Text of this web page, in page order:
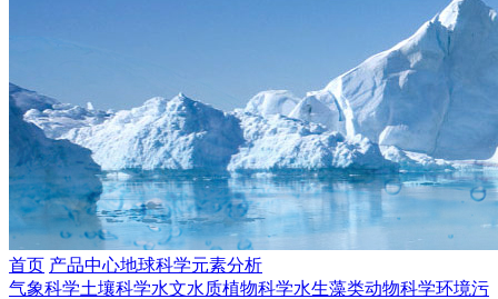
首页 产品中心地球科学元素分析
气象科学土壤科学水文水质植物科学水生藻类动物科学环境污